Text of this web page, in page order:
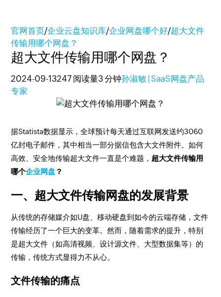
官网首页/企业云盘知识库/企业网盘哪个好/超大文件
传输用哪个网盘？
超大文件传输用哪个网盘？
2024-09-13247 阅读量3 分钟孙淑敏 | SaaS网盘产品
专家
据Statista数据显示，全球预计每天通过互联网发送约3060
亿封电子邮件，其中相当一部分据信包含大文件附件。如何
高效、安全地传输超大文件一直是个难题， 超大文件传输用
哪个企业网盘 ？
一、超大文件传输网盘的发展背景
从传统的存储媒介如U盘、移动硬盘到如今的云端存储，文件
传输经历了一个巨大的变革。然而，随着需求的提升，特别
是超大文件（如高清视频、设计源文件、大型数据集等）的
传输，传统方式显得力不从心。
文件传输的痛点